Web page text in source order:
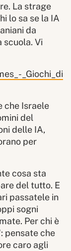
La strage
lo sa se la IA
da
Vi
_Giochi_di
che Israele
del
delle IA,
per
cosa sta
del tutto. E
passatele in
sogni
Per chi è
pensate che
caro agli